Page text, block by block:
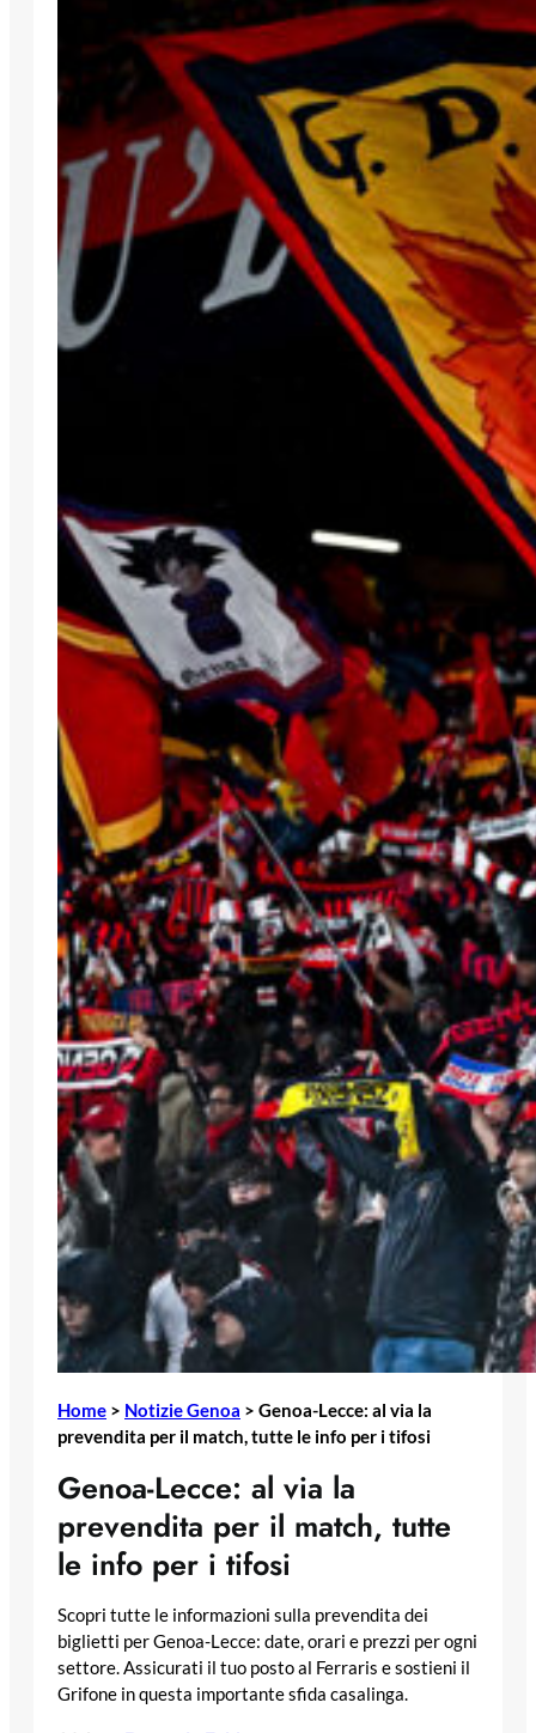
Home > Notizie Genoa > Genoa-Lecce: al via la
prevendita per il match, tutte le info per i tifosi
Genoa-Lecce: al via la
prevendita per il match, tutte
le info per i tifosi
Scopri tutte le informazioni sulla prevendita dei
biglietti per Genoa-Lecce: date, orari e prezzi per ogni
settore. Assicurati il tuo posto al Ferraris e sostieni il
Grifone in questa importante sfida casalinga.